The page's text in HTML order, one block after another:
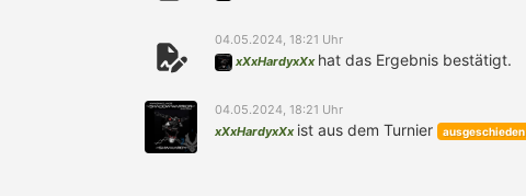
04.05.2024, 18:21 Uhr
xXxHardyxXx hat das Ergebnis bestätigt.
04.05.2024, 18:21 Uhr
xXxHardyxXx ist aus dem Turnier ausgeschieden